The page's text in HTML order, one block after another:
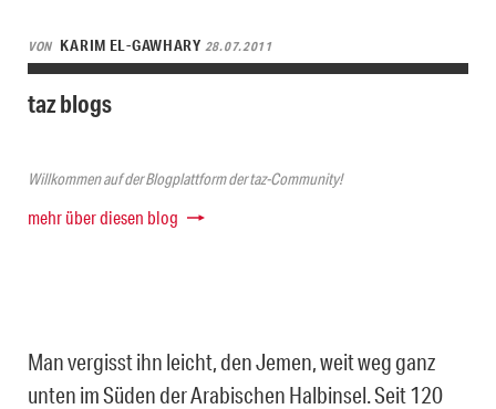
VON KARIM EL-GAWHARY 28.07.2011
taz blogs
Willkommen auf der Blogplattform der taz-Community!
mehr über diesen blog
Man vergisst ihn leicht, den Jemen, weit weg ganz
unten im Süden der Arabischen Halbinsel. Seit 120